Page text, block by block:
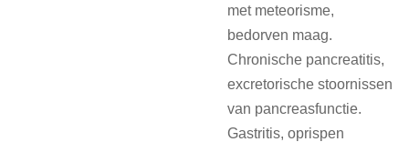
met meteorisme,
bedorven maag.
Chronische pancreatitis,
excretorische stoornissen
van pancreasfunctie.
Gastritis, oprispen